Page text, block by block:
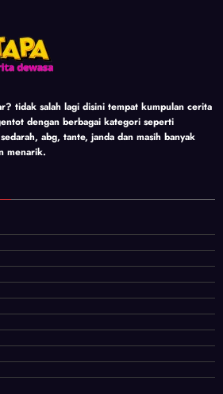
tidak salah lagi disini tempat kumpulan cerita
dengan berbagai kategori seperti
abg, tante, janda dan masih banyak
menarik.